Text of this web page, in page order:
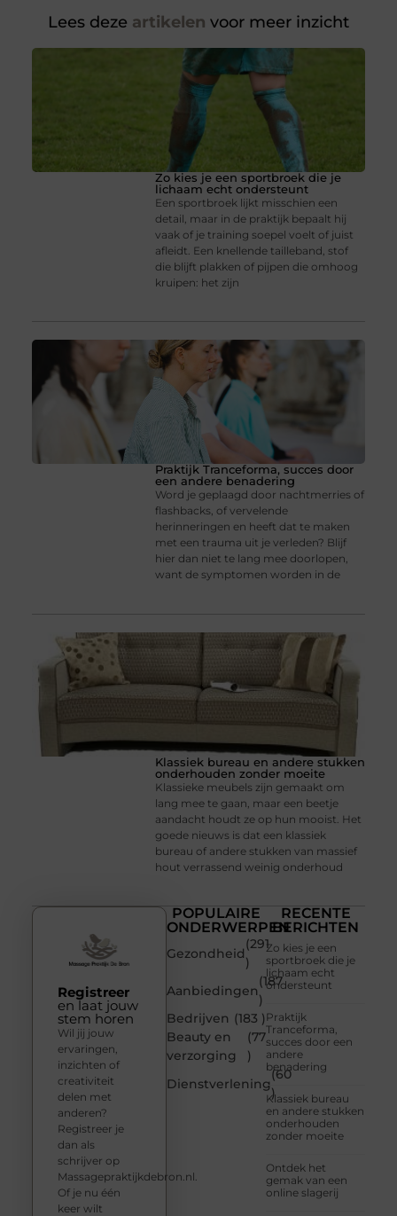
Lees deze artikelen voor meer inzicht
Zo kies je een sportbroek die je
lichaam echt ondersteunt
Een sportbroek lijkt misschien een
detail, maar in de praktijk bepaalt hij
vaak of je training soepel voelt of juist
afleidt. Een knellende tailleband, stof
die blijft plakken of pijpen die omhoog
kruipen: het zijn
Praktijk Tranceforma, succes door
een andere benadering
Word je geplaagd door nachtmerries of
flashbacks, of vervelende
herinneringen en heeft dat te maken
met een trauma uit je verleden? Blijf
hier dan niet te lang mee doorlopen,
want de symptomen worden in de
Klassiek bureau en andere stukken
onderhouden zonder moeite
Klassieke meubels zijn gemaakt om
lang mee te gaan, maar een beetje
aandacht houdt ze op hun mooist. Het
goede nieuws is dat een klassiek
bureau of andere stukken van massief
hout verrassend weinig onderhoud
POPULAIRE
ONDERWERPEN
Gezondheid
(291
)
Aanbiedingen
(187
)
Bedrijven (183 )
Beauty en
verzorging
(77
)
Dienstverlening
(60
)
RECENTE
BERICHTEN
Zo kies je een
sportbroek die je
lichaam echt
ondersteunt
Praktijk
Tranceforma,
succes door een
andere
benadering
Klassiek bureau
en andere stukken
onderhouden
zonder moeite
Ontdek het
gemak van een
online slagerij
Registreer
en laat jouw
stem horen
Wil jij jouw
ervaringen,
inzichten of
creativiteit
delen met
anderen?
Registreer je
dan als
schrijver op
Massagepraktijkdebron.nl.
Of je nu één
keer wilt